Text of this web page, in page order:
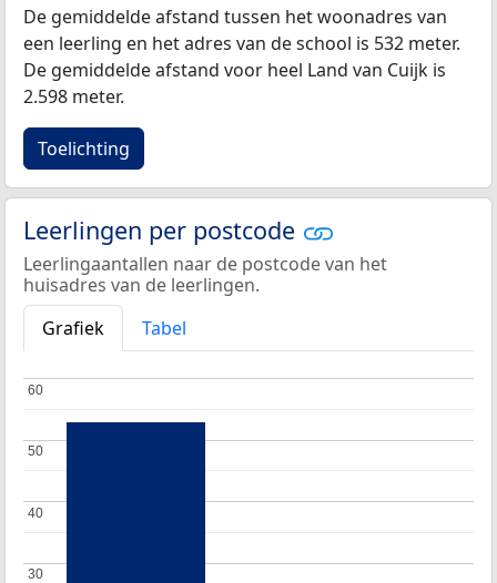
De gemiddelde afstand tussen het woonadres van
een leerling en het adres van de school is 532 meter.
De gemiddelde afstand voor heel Land van Cuijk is
2.598 meter.
Toelichting
Leerlingen per postcode
Leerlingaantallen naar de postcode van het
huisadres van de leerlingen.
Grafiek
Tabel
30
30
40
40
50
50
60
60